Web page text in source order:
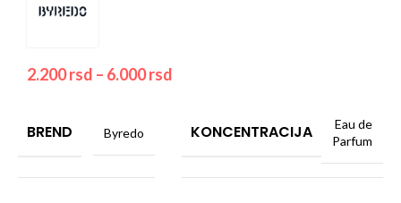
2.200rsd – 6.000rsd
BREND Byredo KONCENTRACIJA
Eau de
Parfum